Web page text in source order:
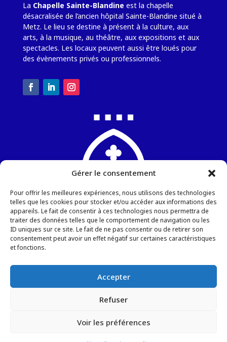
Gérer le consentement
Pour offrir les meilleures expériences, nous utilisons des technologies
telles que les cookies pour stocker et/ou accéder aux informations des
appareils. Le fait de consentir à ces technologies nous permettra de
traiter des données telles que le comportement de navigation ou les
ID uniques sur ce site. Le fait de ne pas consentir ou de retirer son
consentement peut avoir un effet négatif sur certaines caractéristiques
et fonctions.
Accepter
Refuser
Voir les préférences
La Chapelle Sainte-Blandine est la chapelle
désacralisée de l’ancien hôpital Sainte-Blandine situé à
Metz. Le lieu se destine à présent à la culture, aux
arts, à la musique, au théâtre, aux expositions et aux
spectacles. Les locaux peuvent aussi être loués pour
des évènements privés ou professionnels.
Chapelle Sainte-Blandine
6, rue de la Gendarmerie
57000 METZ
Email :Ecrivez-nous